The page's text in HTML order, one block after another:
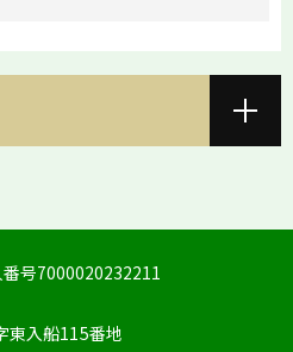
号7000020232211
東入船115番地